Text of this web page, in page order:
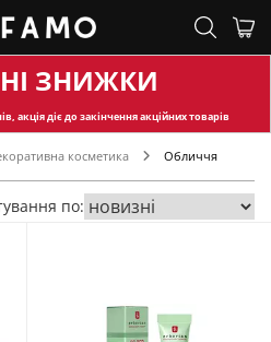
ЗНИЖКИ
акція діє до закінчення акційних товарів
косметика Обличчя
по: